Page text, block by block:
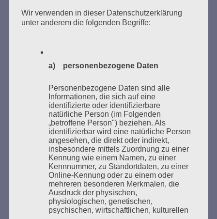
Zum 26. Mal gibt es eine Marathonlesung anlässlich
des Gedenkens an die Verbrennung von Büchern am
Bücher verbrannten.
GEDENKEN UND ERINNERN BEGINNT IN
UNSERER NACHBARSCHAFT
Wir verwenden in dieser Datenschutzerklärung
unter anderem die folgenden Begriffe:
a) personenbezogene Daten
Personenbezogene Daten sind alle
Informationen, die sich auf eine
identifizierte oder identifizierbare
natürliche Person (im Folgenden
„betroffene Person") beziehen. Als
identifizierbar wird eine natürliche Person
angesehen, die direkt oder indirekt,
insbesondere mittels Zuordnung zu einer
Kennung wie einem Namen, zu einer
Kennnummer, zu Standortdaten, zu einer
Online-Kennung oder zu einem oder
mehreren besonderen Merkmalen, die
Ausdruck der physischen,
physiologischen, genetischen,
psychischen, wirtschaftlichen, kulturellen